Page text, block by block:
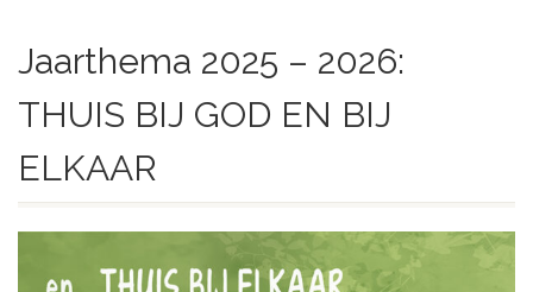
Jaarthema 2025 – 2026:
THUIS BIJ GOD EN BIJ
ELKAAR